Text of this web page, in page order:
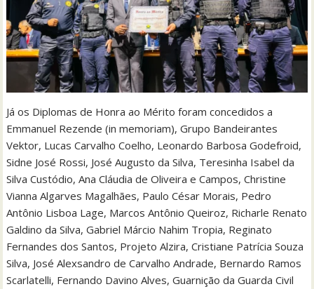
Já os Diplomas de Honra ao Mérito foram concedidos a
Emmanuel Rezende (in memoriam), Grupo Bandeirantes
Vektor, Lucas Carvalho Coelho, Leonardo Barbosa Godefroid,
Sidne José Rossi, José Augusto da Silva, Teresinha Isabel da
Silva Custódio, Ana Cláudia de Oliveira e Campos, Christine
Vianna Algarves Magalhães, Paulo César Morais, Pedro
Antônio Lisboa Lage, Marcos Antônio Queiroz, Richarle Renato
Galdino da Silva, Gabriel Márcio Nahim Tropia, Reginato
Fernandes dos Santos, Projeto Alzira, Cristiane Patrícia Souza
Silva, José Alexsandro de Carvalho Andrade, Bernardo Ramos
Scarlatelli, Fernando Davino Alves, Guarnição da Guarda Civil